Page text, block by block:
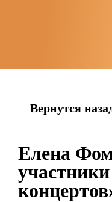
Вернутся
Елена